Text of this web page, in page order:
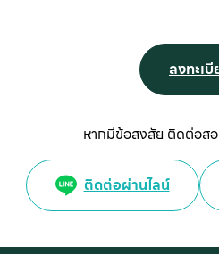
ลงทะเ
หากมีข้อสงสัย ติดต่อส
ติดต่อผ่านไลน์